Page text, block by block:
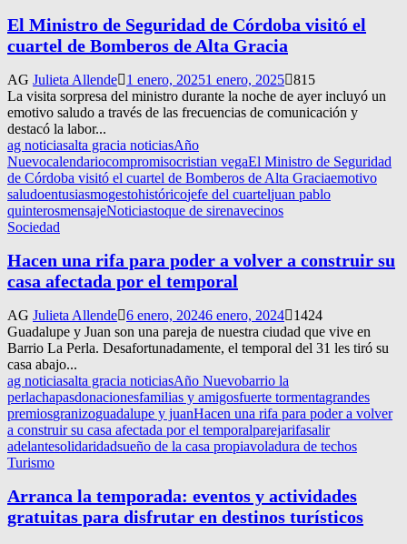
El Ministro de Seguridad de Córdoba visitó el
cuartel de Bomberos de Alta Gracia
AG Julieta Allende 1 enero, 20251 enero, 2025 815
La visita sorpresa del ministro durante la noche de ayer incluyó un
emotivo saludo a través de las frecuencias de comunicación y
destacó la labor...
ag noticiasalta gracia noticiasAño
Nuevocalendariocompromisocristian vegaEl Ministro de Seguridad
de Córdoba visitó el cuartel de Bomberos de Alta Graciaemotivo
saludoentusiasmogestohistóricojefe del cuarteljuan pablo
quinterosmensajeNoticiastoque de sirenavecinos
Sociedad
Hacen una rifa para poder a volver a construir su
casa afectada por el temporal
AG Julieta Allende 6 enero, 20246 enero, 2024
1424
Guadalupe y Juan son una pareja de nuestra ciudad que vive en
Barrio La Perla. Desafortunadamente, el temporal del 31 les tiró su
casa abajo...
ag noticiasalta gracia noticiasAño Nuevobarrio la
perlachapasdonacionesfamilias y amigosfuerte tormentagrandes
premiosgranizoguadalupe y juanHacen una rifa para poder a volver
a construir su casa afectada por el temporalparejarifasalir
adelantesolidaridadsueño de la casa propiavoladura de techos
Turismo
Arranca la temporada: eventos y actividades
gratuitas para disfrutar en destinos turísticos